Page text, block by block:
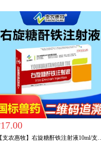
17.00
【支农惠牧】右旋糖酐铁注射液10ml/支